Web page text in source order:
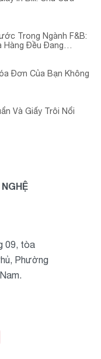
Trong Ngành F&B:
Hàng Đều Đang
Đơn Của Bạn Không
Và Giấy Trôi Nổi
09, tòa
Phường